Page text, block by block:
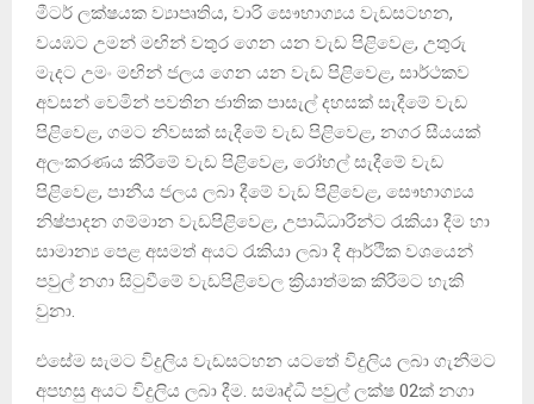
මීටර් ලක්ෂයක ව්‍යාපෘතිය, වාරි සෞභාග්‍යය වැඩසටහන,
වයඹට උමන් මඟින් වතුර ගෙන යන වැඩ පිළිවෙළ, උතුරු
මැදට උමං මඟින් ජලය ගෙන යන වැඩ පිළිවෙළ, සාර්ථකව
අවසන් වෙමින් පවතින ජාතික පාසැල් දහසක් සැදීමේ වැඩ
පිළිවෙළ, ගමට නිවසක් සැදීමේ වැඩ පිළිවෙළ, නගර සීයයක්
අලංකරණය කිරීමේ වැඩ පිළිවෙළ, රෝහල් සැදීමේ වැඩ
පිළිවෙළ, පානීය ජලය ලබා දීමේ වැඩ පිළිවෙළ, සෞභාග්‍යය
නිෂ්පාදන ගම්මාන වැඩපිළිවෙළ, උපාධිධාරීන්ට රැකියා දීම හා
සාමාන්‍ය පෙළ අසමත් අයට රැකියා ලබා දී ආර්ථික වශයෙන්
පවුල් නගා සිටුවීමේ වැඩපිළිවෙල ක්‍රියාත්මක කිරීමට හැකි
වුනා.
එසේම සැමට විදුලිය වැඩසටහන යටතේ විදුලිය ලබා ගැනීමට
අපහසු අයට විදුලිය ලබා දීම. සමෘද්ධි පවුල් ලක්ෂ 02ක් නගා